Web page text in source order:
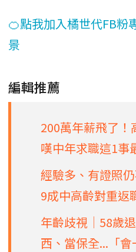
🍊點我加入橘世代FB粉
景
編輯推薦
200萬年薪飛了
嘆中年求職這1事
經驗多、有證照
9成中高齡對重返
年齡歧視│58歲
西、當保全...「